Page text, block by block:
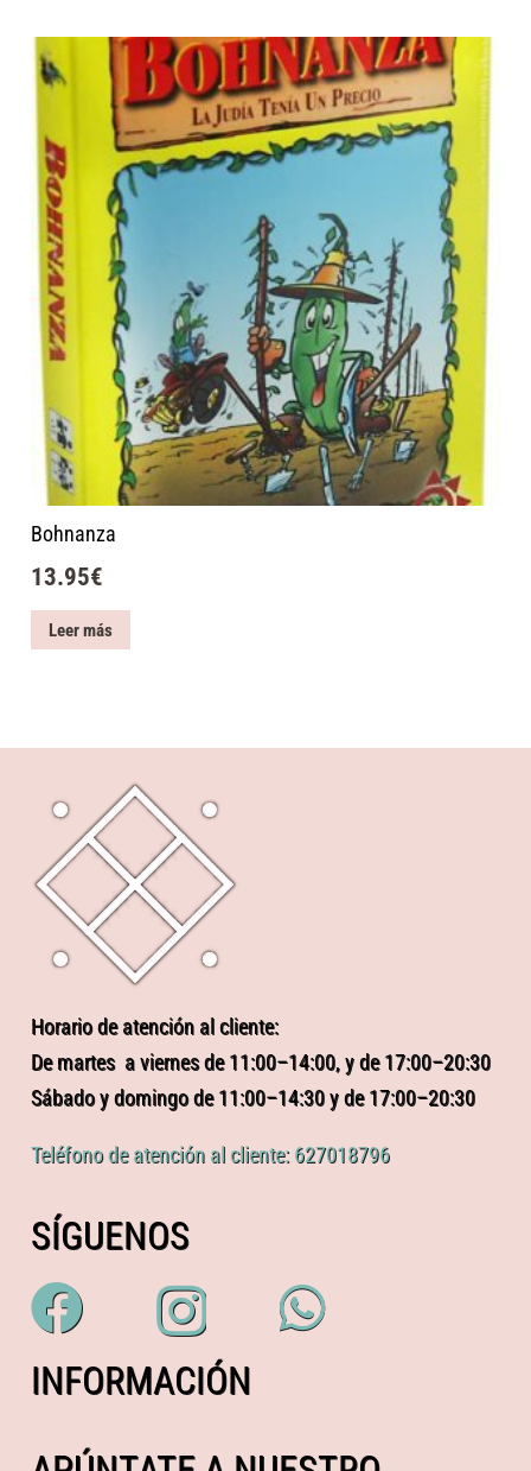
Bohnanza
13.95€
Leer más
Horario de atención al cliente:
De martes a viernes de 11:00–14:00, y de 17:00–20:30
Sábado y domingo de 11:00–14:30 y de 17:00–20:30
Teléfono de atención al cliente: 627018796
SÍGUENOS
INFORMACIÓN